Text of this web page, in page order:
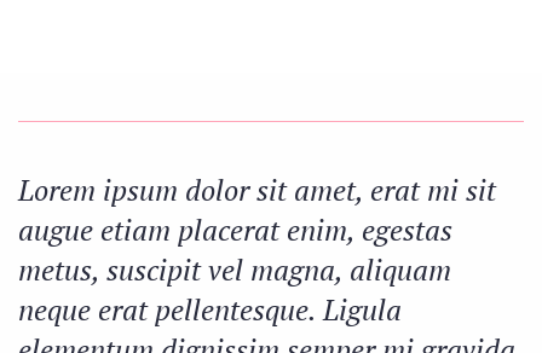
Creative Consulting
Packaging Design
Animation and Motion Graphics
Printing services
Lorem ipsum dolor sit amet, erat mi sit
augue etiam placerat enim, egestas
metus, suscipit vel magna, aliquam
neque erat pellentesque. Ligula